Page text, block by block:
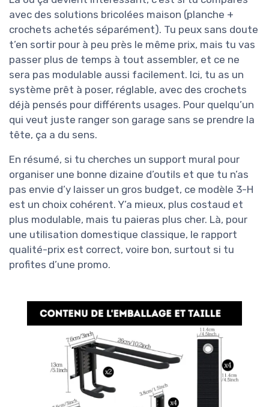
avec des solutions bricolées maison (planche +
crochets achetés séparément). Tu peux sans doute
t’en sortir pour à peu près le même prix, mais tu vas
passer plus de temps à tout assembler, et ce ne
sera pas modulable aussi facilement. Ici, tu as un
système prêt à poser, réglable, avec des crochets
déjà pensés pour différents usages. Pour quelqu’un
qui veut juste ranger son garage sans se prendre la
tête, ça a du sens.
En résumé, si tu cherches un support mural pour
organiser une bonne dizaine d’outils et que tu n’as
pas envie d’y laisser un gros budget, ce modèle 3-H
est un choix cohérent. Y’a mieux, plus costaud et
plus modulable, mais tu paieras plus cher. Là, pour
une utilisation domestique classique, le rapport
qualité-prix est correct, voire bon, surtout si tu
profites d’une promo.